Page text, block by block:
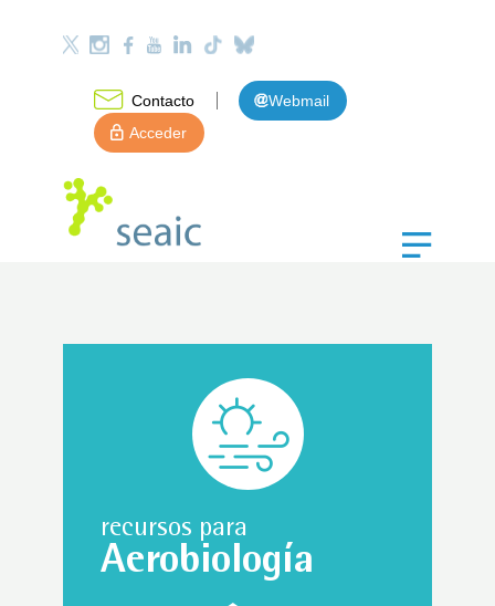
Contacto
Webmail
Acceder
recursos para
Aerobiología